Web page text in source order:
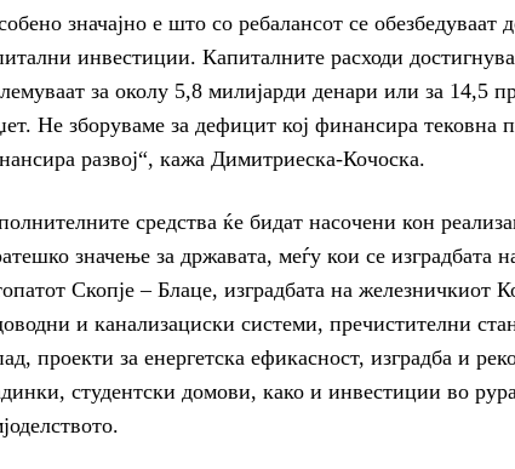
значајно е што со ребалансот се обезбедуваат
инвестиции. Капиталните расходи
за околу 5,8 милијарди денари или за 14,5
Не зборуваме за дефицит кој финансира тековна
развој“, кажа Димитриеска-Кочоска.
средства ќе бидат насочени кон
значење за државата, меѓу кои се
Скопје – Блаце, изградбата на
и канализациски системи, пречистителни
проекти за енергетска ефикасност, изградба и
студентски домови, како и инвестиции во